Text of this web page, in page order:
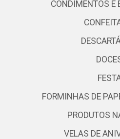
CONDIMENTOS E
FORMINHAS DE
PRODUTOS
VELAS DE